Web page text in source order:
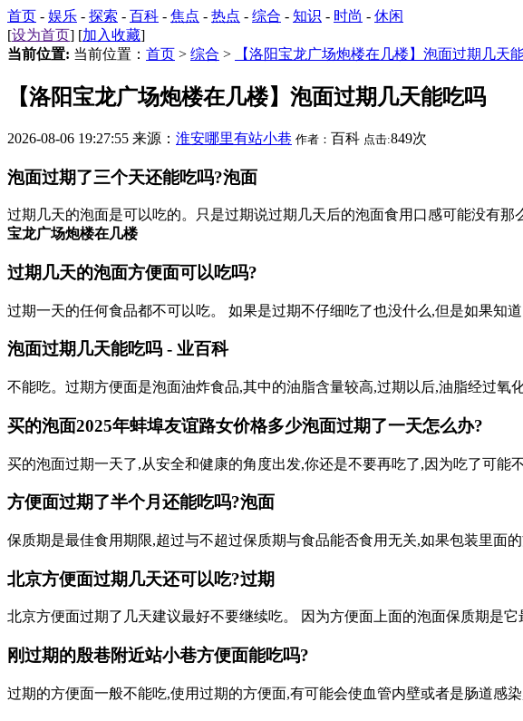
首页 - 娱乐 - 探索 - 百科 - 焦点 - 热点 - 综合 - 知识 - 时尚 - 休闲
[设为首页] [加入收藏]
当前位置: 当前位置： 首页 > 综合 > 【洛阳宝龙广场炮楼在几楼】泡面过期几天
【洛阳宝龙广场炮楼在几楼】泡面过期几天能吃吗
2026-08-06 19:27:55 来源： 淮安哪里有站小巷 作者： 百科 点击:849次
泡面过期了三个天还能吃吗?泡面
过期几天的泡面是可以吃的。只是过期说过期几天后的泡面食用口感可能没有
宝龙广场炮楼在几楼
过期几天的泡面方便面可以吃吗?
过期一天的任何食品都不可以吃。 如果是过期不仔细吃了也没什么,但是如果知
泡面过期几天能吃吗 - 业百科
不能吃。过期方便面是泡面油炸食品,其中的油脂含量较高,过期以后,油脂经过氧
买的泡面2025年蚌埠友谊路女价格多少泡面过期了一天怎么办?
买的泡面过期一天了,从安全和健康的角度出发,你还是不要再吃了,因为吃了可能
方便面过期了半个月还能吃吗?泡面
保质期是最佳食用期限,超过与不超过保质期与食品能否食用无关,如果包装里面
北京方便面过期几天还可以吃?过期
北京方便面过期了几天建议最好不要继续吃。 因为方便面上面的泡面保质期是
刚过期的殷巷附近站小巷方便面能吃吗?
过期的方便面一般不能吃,使用过期的方便面,有可能会使血管内壁或者是肠道感